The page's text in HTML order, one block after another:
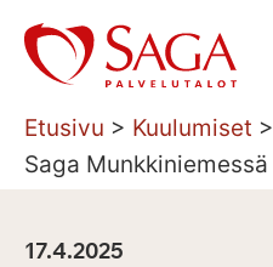
Siirry
sisältöön
Etusivu > Kuulumiset >
Saga Munkkiniemessä
17.4.2025